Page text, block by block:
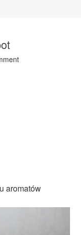
aromatów